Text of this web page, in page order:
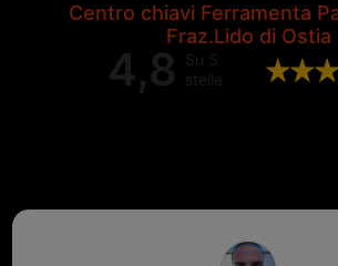
Centro chiavi Ferramenta
Fraz.Lido di Ostia
4,8
Su 5
stelle